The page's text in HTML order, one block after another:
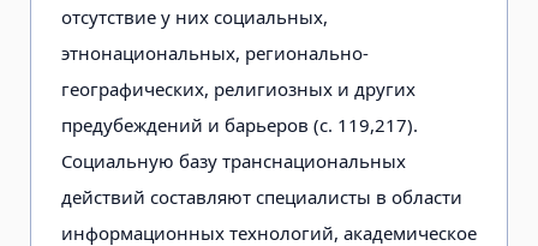
отсутствие у них социальных,
этнонациональных, регионально-
географических, религиозных и других
предубеждений и барьеров (с. 119,217).
Социальную базу транснациональных
действий составляют специалисты в области
информационных технологий, академическое